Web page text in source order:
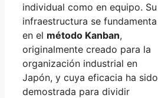
individual como en equipo. Su
infraestructura se fundamenta
en el método Kanban,
originalmente creado para la
organización industrial en
Japón, y cuya eficacia ha sido
demostrada para dividir